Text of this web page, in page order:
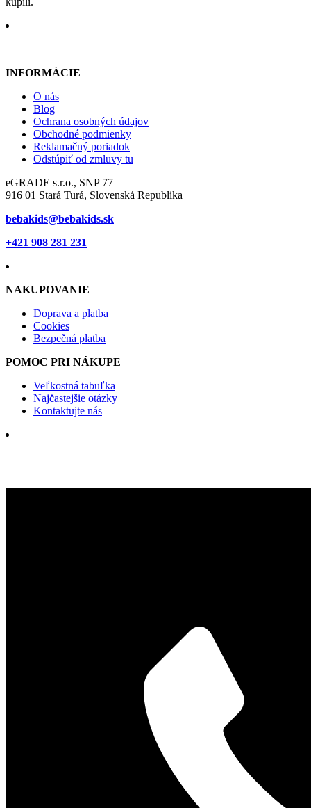
INFORMÁCIE
O nás
Blog
Ochrana osobných údajov
Obchodné podmienky
Reklamačný poriadok
Odstúpiť od zmluvy tu
eGRADE s.r.o., SNP 77
916 01 Stará Turá, Slovenská Republika
bebakids@bebakids.sk
+421 908 281 231
NAKUPOVANIE
Doprava a platba
Cookies
Bezpečná platba
POMOC PRI NÁKUPE
Veľkostná tabuľka
Najčastejšie otázky
Kontaktujte nás